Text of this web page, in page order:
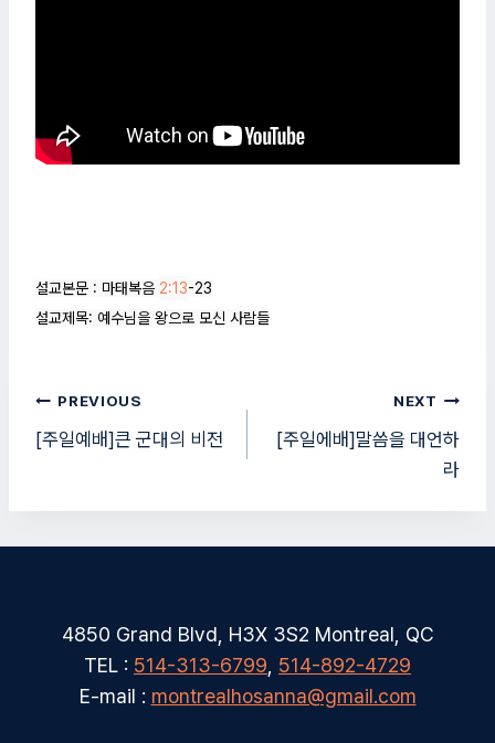
설교본문 : 마태복음 2:13-23
설교제목: 예수님을 왕으로 모신 사람들
글
탐
PREVIOUS
[주일예배]큰 군대의 비전
NEXT
[주일에배]말씀을 대언하
라
4850 Grand Blvd, H3X 3S2 Montreal, QC
TEL : 514-313-6799 514-892-4729
E-mail : montrealhosanna@gmail.com